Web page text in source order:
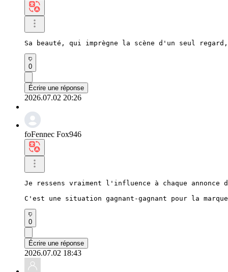
Sa beauté, qui imprègne la scène d'un seul
0
Écrire une réponse
2026.07.02 20:26
foFennec Fox946
Je ressens vraiment l'influence à chaque annonce
C'est une situation gagnant-gagnant pour la
0
Écrire une réponse
2026.07.02 18:43